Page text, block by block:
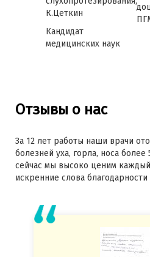
К.Цеткин
Кандидат
медицинских наук
Отзывы о нас
За 12 лет работы наши врачи
болезней уха, горла, носа
сейчас мы высоко ценим
искренние слова благодарности